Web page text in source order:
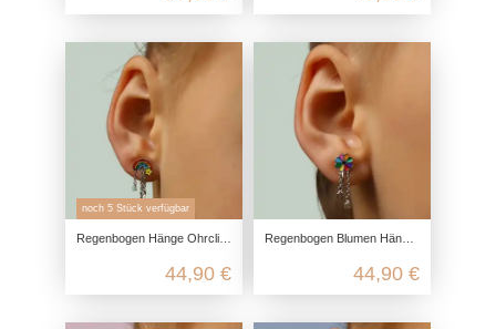
noch 5 Stück verfügbar
Regenbogen Hänge Ohrclips aus 925 Sterling Silber
44,90 €
Regenbogen Blumen Hänge Ohrclips aus 925 Sterling Silber
44,90 €